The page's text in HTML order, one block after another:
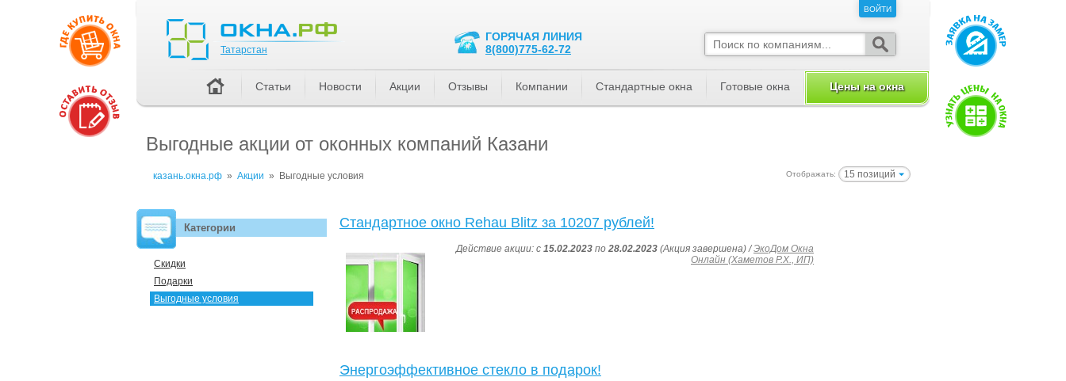
Выгодные акции от оконных компаний Казани
Отображать: 15 позиций
казань.окна.рф » Акции » Выгодные условия
Стандартное окно Rehau Blitz за 10207 рублей!
Действие акции: с 15.02.2023 по 28.02.2023 (Акция завершена) /ЭкоДом Окна
Онлайн (Хаметов Р.Х., ИП)
Энергоэффективное стекло в подарок!
Категории
Скидки
Подарки
Выгодные условия
ВОЙТИ
Татарстан
ГОРЯЧАЯ ЛИНИЯ
8(800)775-62-72
Статьи Новости Акции Отзывы Компании Стандартные окна Готовые окна Цены на окна
ВОЙТИ